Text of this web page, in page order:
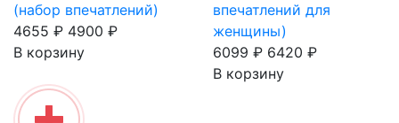
(набор впечатлений)
4655 ₽ 4900 ₽
В корзину
впечатлений для
женщины)
6099 ₽ 6420 ₽
В корзину